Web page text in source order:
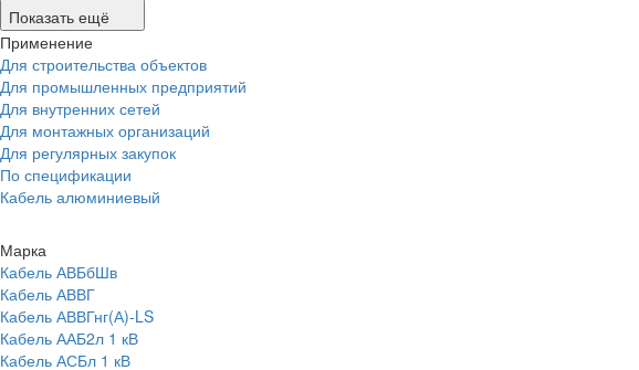
Показать ещё
Применение
Для строительства объектов
Для промышленных предприятий
Для внутренних сетей
Для монтажных организаций
Для регулярных закупок
По спецификации
Кабель алюминиевый
Марка
Кабель АВБбШв
Кабель АВВГ
Кабель АВВГнг(А)-LS
Кабель ААБ2л 1 кВ
Кабель АСБл 1 кВ